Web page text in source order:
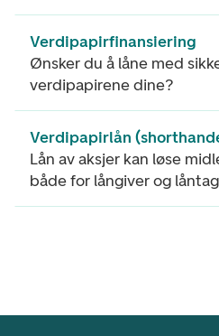
Verdipapirfinansiering
Ønsker du å låne med
verdipapirene dine?
Verdipapirlån
Lån av aksjer kan løse
både for långiver og